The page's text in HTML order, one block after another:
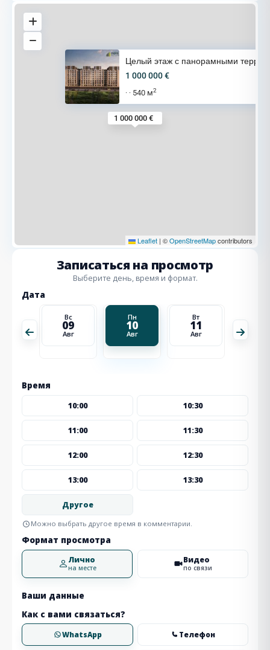
1 000 000 €
Целый этаж с панорамными терра
1 000 000 €
· · 540 м2
Leaflet | ©OpenStreetMapcontributors
Записаться на просмотр
Выберите день, время и формат.
Дата
Вс
09
Авг
Пн
10
Авг
Вт
11
Авг
Время
10:00 10:30
11:00 11:30
12:00 12:30
13:00 13:30
Другое
Можно выбрать другое время в комментарии.
Формат просмотра
Лично
на месте
Видео
по связи
Ваши данные
Как с вами связаться?
WhatsApp Телефон